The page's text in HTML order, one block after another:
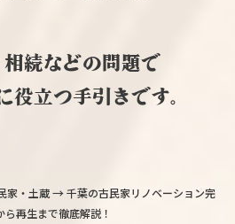
続などの問題で
役立つ手引きです。
家・土蔵→千葉の古民家リノベーション完
再生まで徹底解説！